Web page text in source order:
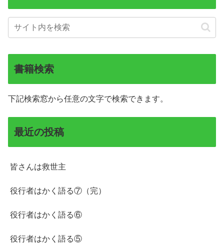
書籍検索
下記検索窓から任意の文字で検索できます。
最近の投稿
皆さんは救世主
役行者はかく語る⑦（完）
役行者はかく語る⑥
役行者はかく語る⑤